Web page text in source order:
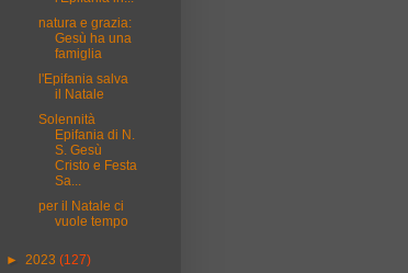
natura e grazia:
Gesù ha una
famiglia
l'Epifania salva
il Natale
Solennità
Epifania di N.
S. Gesù
Cristo e Festa
Sa...
per il Natale ci
vuole tempo
► 2023 (127)